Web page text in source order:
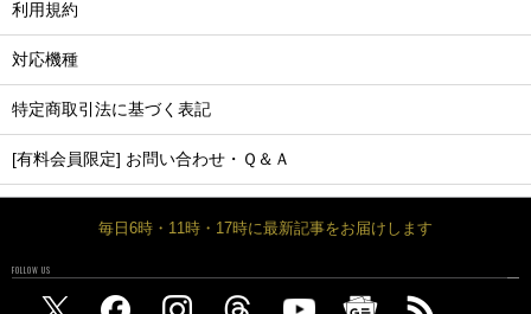
利用規約
対応機種
特定商取引法に基づく表記
[有料会員限定] お問い合わせ・Ｑ＆Ａ
毎日6時・11時・17時に最新記事をお届けします
FOLLOW US